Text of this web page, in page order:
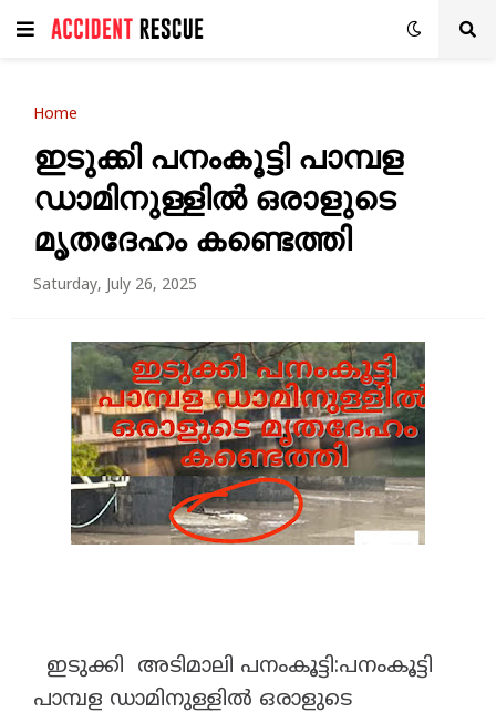
Home
ഇടുക്കി പനംകൂട്ടി പാമ്പള
ഡാമിനുള്ളിൽ ഒരാളുടെ
മൃതദേഹം കണ്ടെത്തി
Saturday, July 26, 2025
ഇടുക്കി അടിമാലി പനംകൂട്ടി:പനംകൂട്ടി
പാമ്പള ഡാമിനുള്ളിൽ ഒരാളുടെ